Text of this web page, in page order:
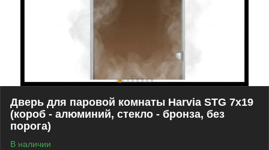
Дверь для паровой комнаты Harvia STG 7х19
(короб - алюминий, стекло - бронза, без
порога)
В наличии